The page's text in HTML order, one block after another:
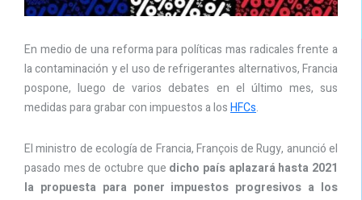
En medio de una reforma para políticas mas radicales frente a
la contaminación y el uso de refrigerantes alternativos, Francia
pospone, luego de varios debates en el último mes, sus
medidas para grabar con impuestos a losHFCs.
El ministro de ecología de Francia, François de Rugy, anunció el
pasado mes de octubre que dicho país aplazará hasta 2021
la propuesta para poner impuestos progresivos a los